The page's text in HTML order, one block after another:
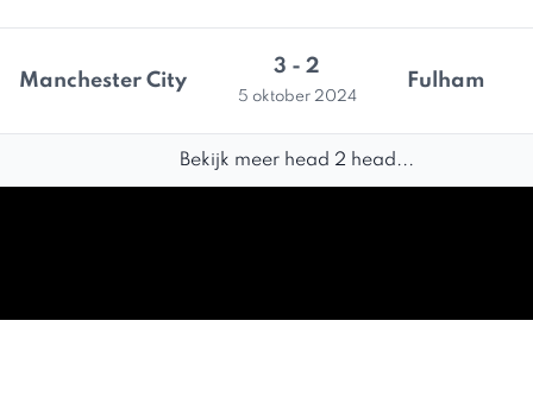
Manchester City
3 - 2
5 oktober 2024
Fulham
Bekijk meer head 2 head...